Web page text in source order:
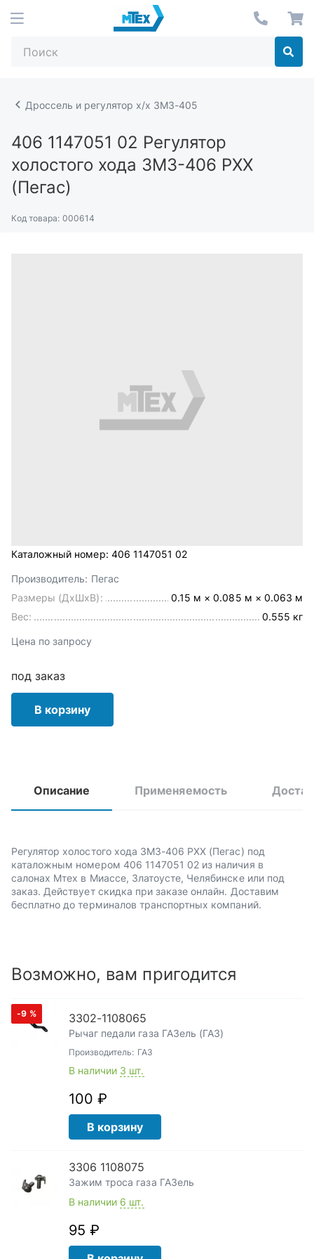
Дроссель и регулятор х/х ЗМЗ-405
406 1147051 02 Регулятор
холостого хода ЗМЗ-406 РХХ
(Пегас)
Код товара: 000614
Каталожный номер: 406 1147051 02
Производитель: Пегас
Размеры (ДхШхВ):
0.15 м × 0.085 м × 0.063 м
Вес:
0.555 кг
Цена по запросу
под заказ
В корзину
Описание Применяемость
Регулятор холостого хода ЗМЗ-406 РХХ (Пегас) под
каталожным номером 406 1147051 02 из наличия в
салонах Мтех в Миассе, Златоусте, Челябинске или под
заказ. Действует скидка при заказе онлайн. Доставим
бесплатно до терминалов транспортных компаний.
Возможно, вам пригодится
-9 % 3302-1108065
Рычаг педали газа ГАЗель (ГАЗ)
Производитель: ГАЗ
В наличии 3 шт.
100 ₽
В корзину
3306 1108075
Зажим троса газа ГАЗель
В наличии 6 шт.
95 ₽